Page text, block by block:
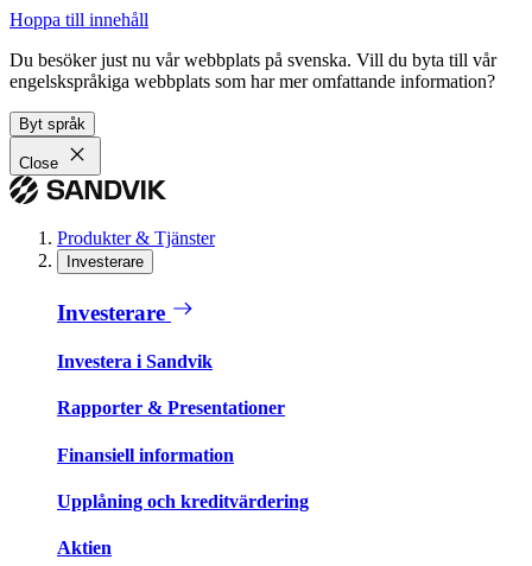
Hoppa till innehåll
Du besöker just nu vår webbplats på svenska. Vill du byta till vår
engelskspråkiga webbplats som har mer omfattande information?
Byt språk
Close
Produkter & Tjänster
Investerare
Investerare
Investera i Sandvik
Rapporter & Presentationer
Finansiell information
Upplåning och kreditvärdering
Aktien